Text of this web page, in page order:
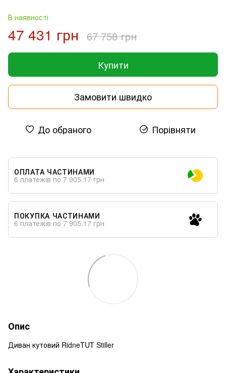
В наявності
47 431 грн 67 758 грн
Купити
Замовити швидко
До обраного Порівняти
ОПЛАТА ЧАСТИНАМИ
6 платежів по 7 905.17 грн
ПОКУПКА ЧАСТИНАМИ
6 платежів по 7 905.17 грн
Опис
Диван кутовий RidneTUT Stiller